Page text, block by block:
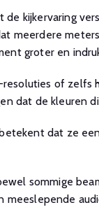
kijkervaring
groter en
of
dat de kleuren
dat ze
sommige
meeslepende